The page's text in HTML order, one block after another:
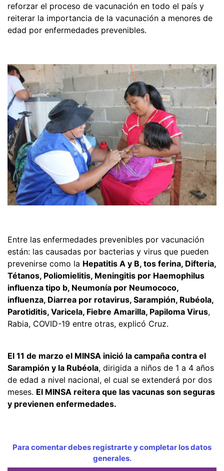
reforzar el proceso de vacunación en todo el país y
reiterar la importancia de la vacunación a menores de
edad por enfermedades prevenibles.
Entre las enfermedades prevenibles por vacunación
están: las causadas por bacterias y virus que pueden
prevenirse como la Hepatitis A y B, tos ferina, Difteria,
Tétanos, Poliomielitis, Meningitis por Haemophilus
influenza tipo b, Neumonía por Neumococo,
influenza, Diarrea por rotavirus, Sarampión, Rubéola,
Parotiditis, Varicela, Fiebre Amarilla, Papiloma Virus,
Rabia, COVID-19 entre otras, explicó Cruz.
El 11 de marzo el MINSA inició la campaña contra el
Sarampión y la Rubéola, dirigida a niños de 1 a 4 años
de edad a nivel nacional, el cual se extenderá por dos
meses. El MINSA reitera que las vacunas son seguras
y previenen enfermedades.
Para comentar debes registrarte y completar los datos
generales.